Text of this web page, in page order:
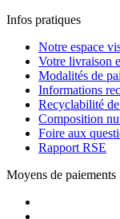
Infos pratiques
Notre espace
Votre livraison
Modalités de
Informations
Recyclabilité
Composition
Foire aux
Rapport RSE
Moyens de paiements